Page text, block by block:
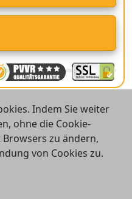
GmbH
Indem Sie weiter
ohne die Cookie-
zu ändern,
von Cookies zu.